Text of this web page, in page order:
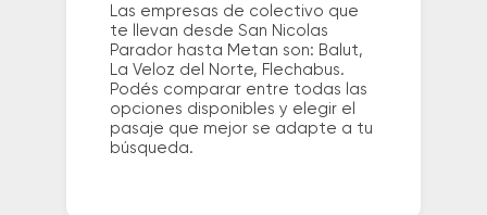
Las empresas de colectivo que
te llevan desde San Nicolas
Parador hasta Metan son: Balut,
La Veloz del Norte, Flechabus.
Podés comparar entre todas las
opciones disponibles y elegir el
pasaje que mejor se adapte a tu
búsqueda.